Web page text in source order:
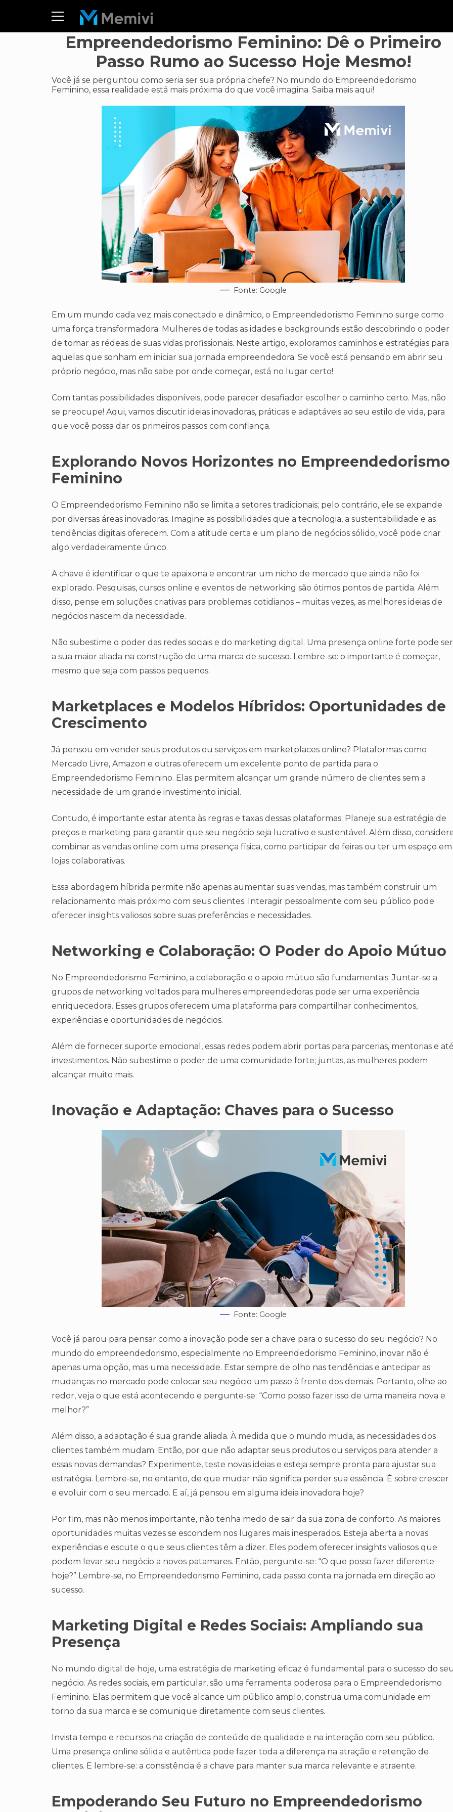
Empreendedorismo Feminino: Dê o Primeiro
Passo Rumo ao Sucesso Hoje Mesmo!
Você já se perguntou como seria ser sua própria chefe? No mundo do Empreendedorismo
Feminino, essa realidade está mais próxima do que você imagina. Saiba mais aqui!
Fonte: Google
Em um mundo cada vez mais conectado e dinâmico, o Empreendedorismo Feminino surge como
uma força transformadora. Mulheres de todas as idades e backgrounds estão descobrindo o poder
de tomar as rédeas de suas vidas profissionais. Neste artigo, exploramos caminhos e estratégias para
aquelas que sonham em iniciar sua jornada empreendedora. Se você está pensando em abrir seu
próprio negócio, mas não sabe por onde começar, está no lugar certo!
Com tantas possibilidades disponíveis, pode parecer desafiador escolher o caminho certo. Mas, não
se preocupe! Aqui, vamos discutir ideias inovadoras, práticas e adaptáveis ao seu estilo de vida, para
que você possa dar os primeiros passos com confiança.
Explorando Novos Horizontes no Empreendedorismo
Feminino
O Empreendedorismo Feminino não se limita a setores tradicionais; pelo contrário, ele se expande
por diversas áreas inovadoras. Imagine as possibilidades que a tecnologia, a sustentabilidade e as
tendências digitais oferecem. Com a atitude certa e um plano de negócios sólido, você pode criar
algo verdadeiramente único.
A chave é identificar o que te apaixona e encontrar um nicho de mercado que ainda não foi
explorado. Pesquisas, cursos online e eventos de networking são ótimos pontos de partida. Além
disso, pense em soluções criativas para problemas cotidianos – muitas vezes, as melhores ideias de
negócios nascem da necessidade.
Não subestime o poder das redes sociais e do marketing digital. Uma presença online forte pode ser
a sua maior aliada na construção de uma marca de sucesso. Lembre-se: o importante é começar,
mesmo que seja com passos pequenos.
Marketplaces e Modelos Híbridos: Oportunidades de
Crescimento
Já pensou em vender seus produtos ou serviços em marketplaces online? Plataformas como
Mercado Livre, Amazon e outras oferecem um excelente ponto de partida para o
Empreendedorismo Feminino. Elas permitem alcançar um grande número de clientes sem a
necessidade de um grande investimento inicial.
Contudo, é importante estar atenta às regras e taxas dessas plataformas. Planeje sua estratégia de
preços e marketing para garantir que seu negócio seja lucrativo e sustentável. Além disso,
combinar as vendas online com uma presença física, como participar de feiras ou ter um espaço em
lojas colaborativas.
Essa abordagem híbrida permite não apenas aumentar suas vendas, mas também construir um
relacionamento mais próximo com seus clientes. Interagir pessoalmente com seu público pode
oferecer insights valiosos sobre suas preferências e necessidades.
Networking e Colaboração: O Poder do Apoio Mútuo
No Empreendedorismo Feminino, a colaboração e o apoio mútuo são fundamentais. Juntar-se a
grupos de networking voltados para mulheres empreendedoras pode ser uma experiência
enriquecedora. Esses grupos oferecem uma plataforma para compartilhar conhecimentos,
experiências e oportunidades de negócios.
Além de fornecer suporte emocional, essas redes podem abrir portas para parcerias, mentorias e
investimentos. Não subestime o poder de uma comunidade forte; juntas, as mulheres podem
alcançar muito mais.
Inovação e Adaptação: Chaves para o Sucesso
Fonte: Google
Você já parou para pensar como a inovação pode ser a chave para o sucesso do seu negócio? No
mundo do empreendedorismo, especialmente no Empreendedorismo Feminino, inovar não é
apenas uma opção, mas uma necessidade. Estar sempre de olho nas tendências e antecipar as
mudanças no mercado pode colocar seu negócio um passo à frente dos demais. Portanto, olhe ao
redor, veja o que está acontecendo e pergunte-se: “Como posso fazer isso de uma maneira nova e
melhor?”
Além disso, a adaptação é sua grande aliada. À medida que o mundo muda, as necessidades dos
clientes também mudam. Então, por que não adaptar seus produtos ou serviços para atender a
essas novas demandas? Experimente, teste novas ideias e esteja sempre pronta para ajustar sua
estratégia. Lembre-se, no entanto, de que mudar não significa perder sua essência. É sobre crescer
e evoluir com o seu mercado. E aí, já pensou em alguma ideia inovadora hoje?
Por fim, mas não menos importante, não tenha medo de sair da sua zona de conforto. As maiores
oportunidades muitas vezes se escondem nos lugares mais inesperados. Esteja aberta a novas
experiências e escute o que seus clientes têm a dizer. Eles podem oferecer insights valiosos que
podem levar seu negócio a novos patamares. Então, pergunte-se: “O que posso fazer diferente
hoje?” Lembre-se, no Empreendedorismo Feminino, cada passo conta na jornada em direção ao
sucesso.
Marketing Digital e Redes Sociais: Ampliando sua
Presença
No mundo digital de hoje, uma estratégia de marketing eficaz é fundamental para o sucesso do
negócio. As redes sociais, em particular, são uma ferramenta poderosa para o Empreendedorismo
Feminino. Elas permitem que você alcance um público amplo, construa uma comunidade em
torno da sua marca e se comunique diretamente com seus clientes.
Invista tempo e recursos na criação de conteúdo de qualidade e na interação com seu público.
Uma presença online sólida e autêntica pode fazer toda a diferença na atração e retenção de
clientes. E lembre-se: a consistência é a chave para manter sua marca relevante e atraente.
Empoderando Seu Futuro no Empreendedorismo